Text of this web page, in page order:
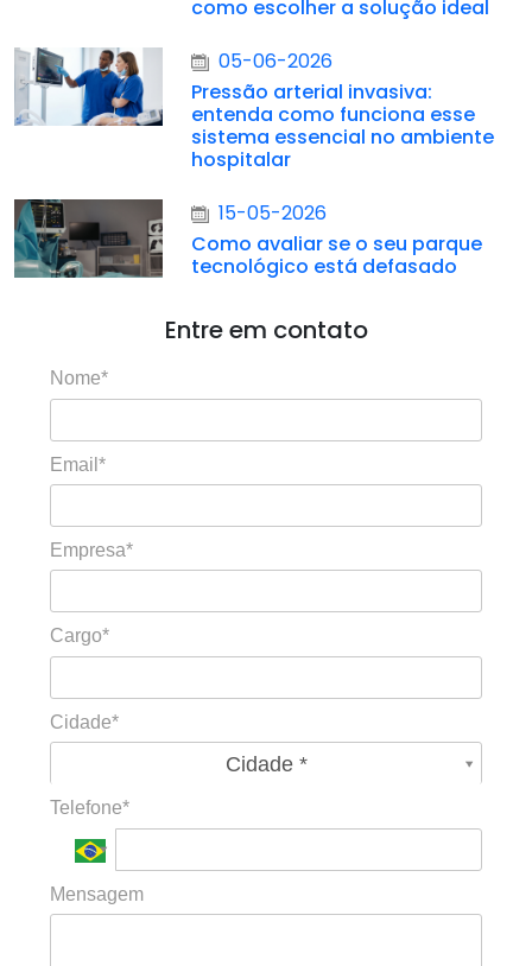
como escolher a solução ideal
05-06-2026
Pressão arterial invasiva:
entenda como funciona esse
sistema essencial no ambiente
hospitalar
15-05-2026
Como avaliar se o seu parque
tecnológico está defasado
Entre em contato
Nome*
Email*
Empresa*
Cargo*
Cidade*
Cidade *
Telefone*
Mensagem